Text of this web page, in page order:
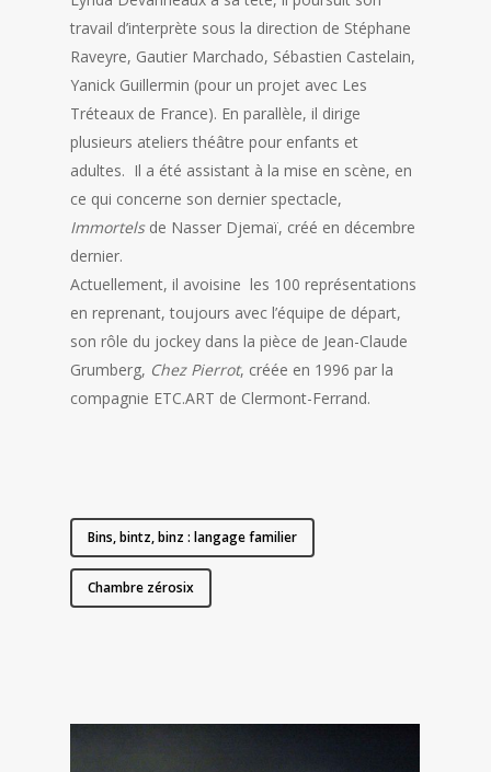
travail d’interprète sous la direction de Stéphane
Raveyre, Gautier Marchado, Sébastien Castelain,
Yanick Guillermin (pour un projet avec Les
Tréteaux de France). En parallèle, il dirige
plusieurs ateliers théâtre pour enfants et
adultes. Il a été assistant à la mise en scène, en
ce qui concerne son dernier spectacle,
Immortelsde Nasser Djemaï, créé en décembre
dernier.
Actuellement, il avoisine les 100 représentations
en reprenant, toujours avec l’équi­pe de départ,
son rôle du jockey dans la pièce de Jean-Claude
Grumberg, Chez Pierrot, créée en 1996 par la
compagnie ETC.ART de Clermont-Ferrand.
Bins, bintz, binz : langage familier
Chambre zérosix